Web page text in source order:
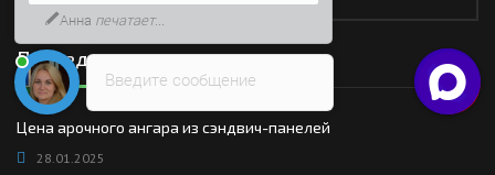
Последние новости
Цена арочного ангара из сэндвич-панелей
28.01.2025
Введите сообщение
Анна печатает...